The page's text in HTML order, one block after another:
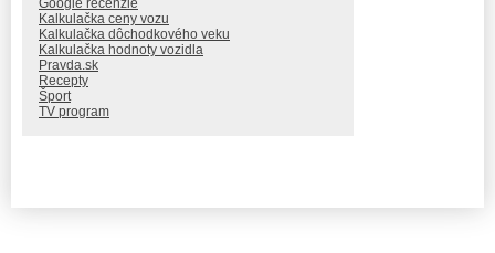
Google recenzie
Kalkulačka ceny vozu
Kalkulačka dôchodkového veku
Kalkulačka hodnoty vozidla
Pravda.sk
Recepty
Šport
TV program